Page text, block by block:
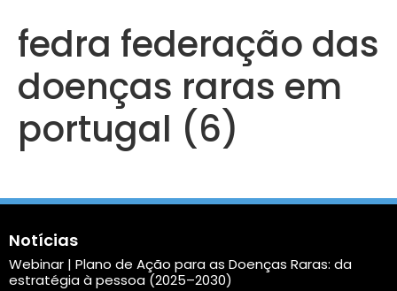
fedra federação das
doenças raras em
portugal (6)
Notícias
Webinar | Plano de Ação para as Doenças Raras: da
estratégia à pessoa (2025–2030)